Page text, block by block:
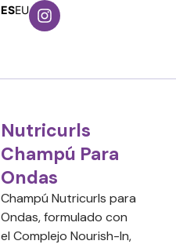
ESEU
Nutricurls
Champú Para
Ondas
Champú Nutricurls para
Ondas, formulado con
el Complejo Nourish-In,